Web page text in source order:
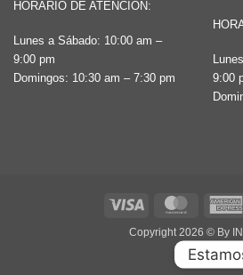
HORARIO DE ATENCIÓN:
Lunes a Sábado: 10:00 am –
9:00 pm
Domingos: 10:30 am – 7:30 pm
9:00
Visa MasterCard
Copyright 2026 © By